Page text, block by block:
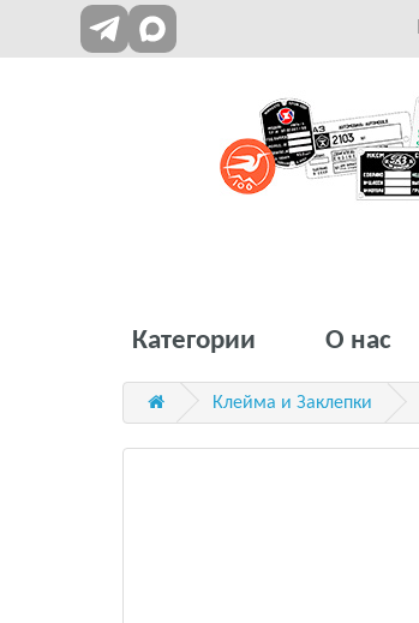
Категории О нас
Клейма и Заклепки